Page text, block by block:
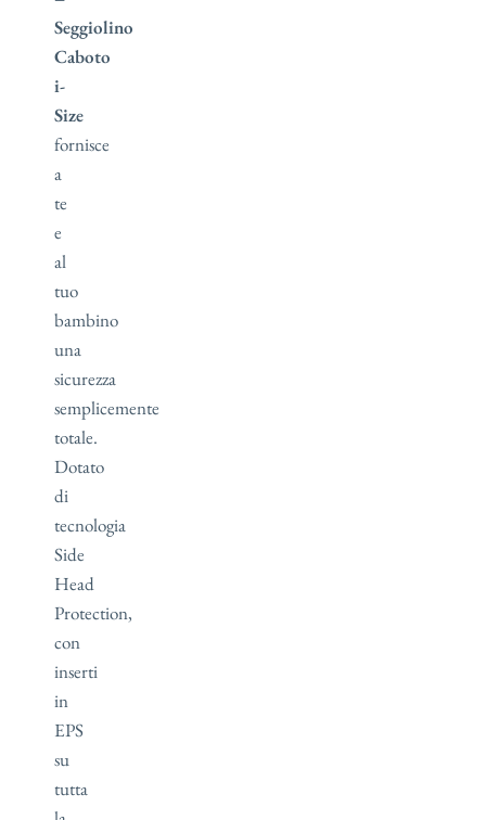
Seggiolino
Caboto
i-
Size
fornisce
a
te
e
al
tuo
bambino
una
sicurezza
semplicemente
totale.
Dotato
di
tecnologia
Side
Head
Protection,
con
inserti
in
EPS
su
tutta